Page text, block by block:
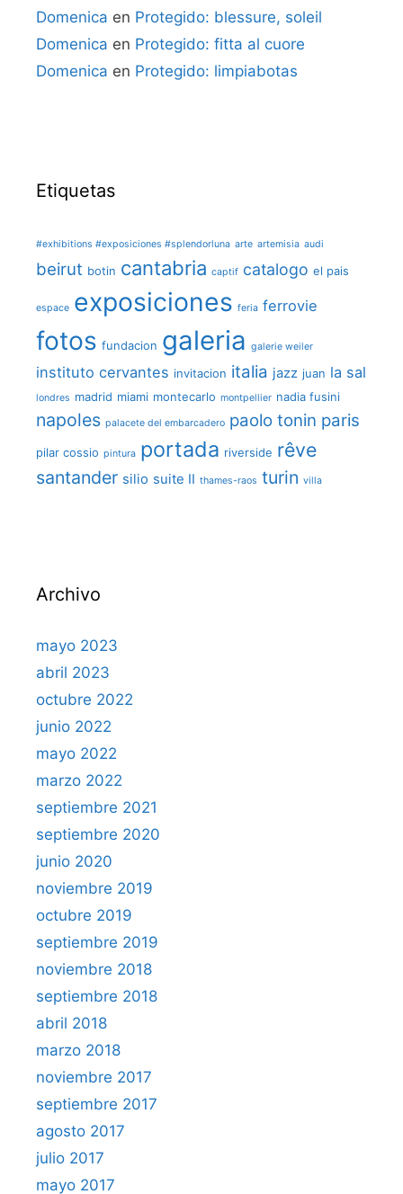
Domenica en Protegido: blessure, soleil
Domenica en Protegido: fitta al cuore
Domenica en Protegido: limpiabotas
Etiquetas
#exhibitions #exposiciones #splendorluna arte artemisia audi
beirut botin cantabria captif catalogo el pais
espace exposiciones feria ferrovie
fotos fundacion galeria galerie weiler
instituto cervantes invitacion italia jazz juan la sal
londres madrid miami montecarlo montpellier nadia fusini
napoles palacete del embarcadero paolo tonin paris
pilar cossio pintura portada riverside rêve
santander silio suite II thames-raos turin villa
Archivo
mayo 2023
abril 2023
octubre 2022
junio 2022
mayo 2022
marzo 2022
septiembre 2021
septiembre 2020
junio 2020
noviembre 2019
octubre 2019
septiembre 2019
noviembre 2018
septiembre 2018
abril 2018
marzo 2018
noviembre 2017
septiembre 2017
agosto 2017
julio 2017
mayo 2017